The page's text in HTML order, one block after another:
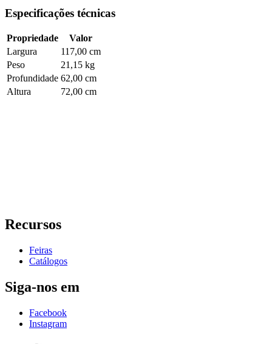
Especificações técnicas
Propriedade
Valor
Largura
117,00 cm
Peso
21,15 kg
Profundidade 62,00 cm
Altura
72,00 cm
Recursos
Feiras
Catálogos
Siga-nos em
Facebook
Instagram